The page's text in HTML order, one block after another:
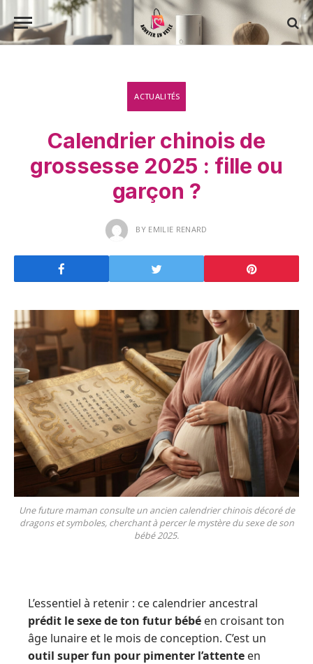
ACTUALITÉS
Calendrier chinois de
grossesse 2025 : fille ou
garçon ?
BY EMILIE RENARD
Une future maman consulte un ancien calendrier chinois décoré de
dragons et symboles, cherchant à percer le mystère du sexe de son
bébé 2025.
L’essentiel à retenir : ce calendrier ancestral
prédit le sexe de ton futur bébé en croisant ton
âge lunaire et le mois de conception. C’est un
outil super fun pour pimenter l’attente en